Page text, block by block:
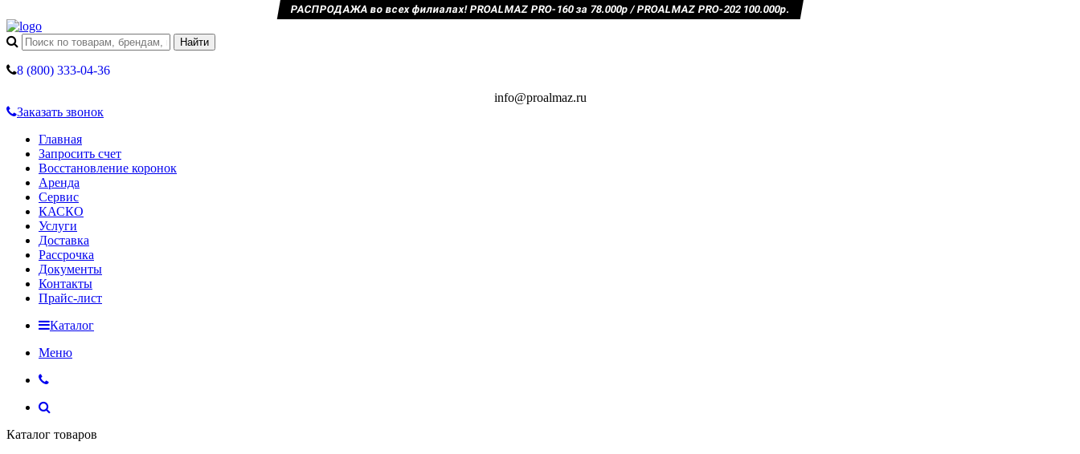
РАСПРОДАЖА во всех филиалах! PROALMAZ PRO-160 за 78.000р / PROALMAZ PRO-202 100.000р.
8 (800) 333-04-36
info@proalmaz.ru
Заказать звонок
Главная
Запросить счет
Восстановление коронок
Аренда
Сервис
КАСКО
Услуги
Доставка
Рассрочка
Документы
Контакты
Прайс-лист
Каталог
Меню
Каталог товаров